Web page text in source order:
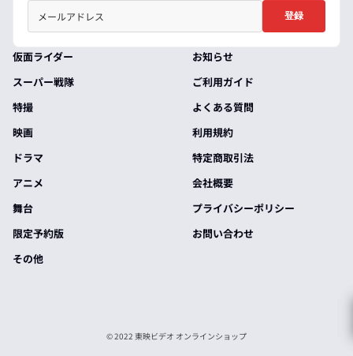
登録
仮面ライダー
スーパー戦隊
特撮
映画
ドラマ
アニメ
舞台
限定予約版
その他
お知らせ
ご利用ガイド
よくある質問
利用規約
特定商取引法
会社概要
プライバシーポリシー
お問い合わせ
© 2022 東映ビデオ オンラインショップ